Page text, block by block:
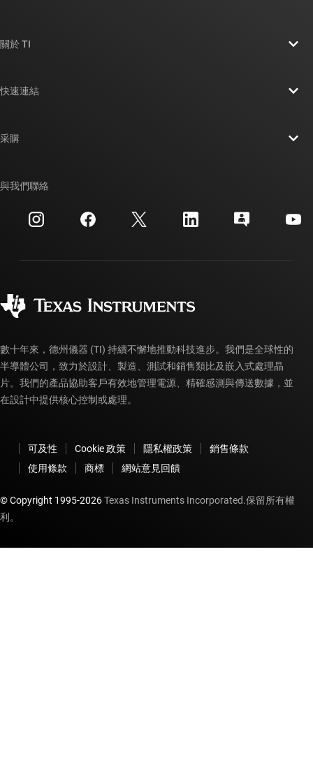
關於 TI
投資人關系
製造
快速連結
交互參考搜索
客戶支援中心
myTI 帳戶常見問題解答
采購
訂購 FAQ
與我們聯絡
數十年來，德州儀器 (TI) 持續不懈地推動科技進步。我們是全球性的
半導體公司，致力於設計、製造、測試和銷售類比及嵌入式處理晶
片。我們的產品協助客戶有效地管理電源、精確感測與傳送數據，並
在設計中提供核心控制或處理。
可及性 Cookie 政策 隱私權政策
銷售條款
使用條款
商標 網站意見回饋
© Copyright 1995-2026Texas Instruments Incorporated.保留所有權
利。